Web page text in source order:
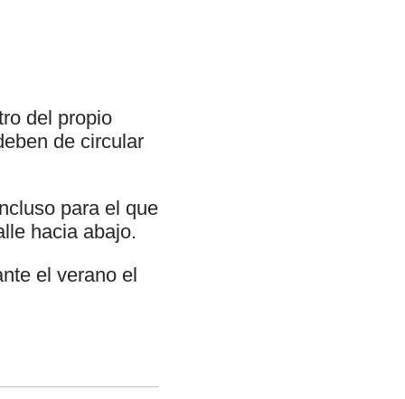
del propio
de circular
para el que
hacia abajo.
el verano el